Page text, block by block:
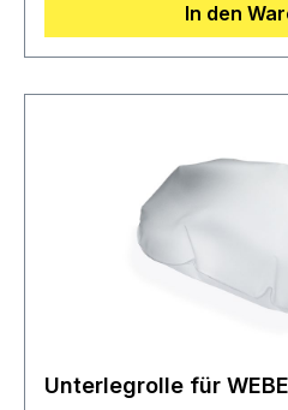
In den
Unterlegrolle für